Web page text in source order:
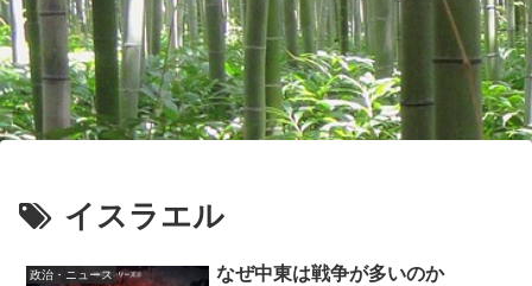
イスラエル
政治・ニュース なぜ中東は戦争が多いのか